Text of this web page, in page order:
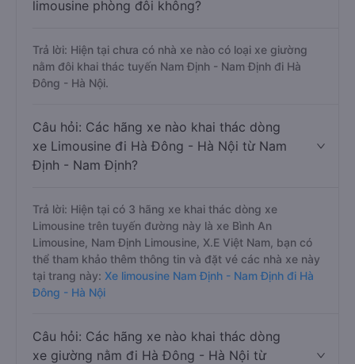
limousine phòng đôi không?
Trả lời: Hiện tại chưa có nhà xe nào có loại xe giường
nằm đôi khai thác tuyến Nam Định - Nam Định đi Hà
Đông - Hà Nội.
Câu hỏi: Các hãng xe nào khai thác dòng
xe Limousine đi Hà Đông - Hà Nội từ Nam
Định - Nam Định?
Trả lời: Hiện tại có 3 hãng xe khai thác dòng xe
Limousine trên tuyến đường này là xe Bình An
Limousine, Nam Định Limousine, X.E Việt Nam, bạn có
thể tham khảo thêm thông tin và đặt vé các nhà xe này
tại trang này: Xe limousine Nam Định - Nam Định đi Hà
Đông - Hà Nội
Câu hỏi: Các hãng xe nào khai thác dòng
xe giường nằm đi Hà Đông - Hà Nội từ